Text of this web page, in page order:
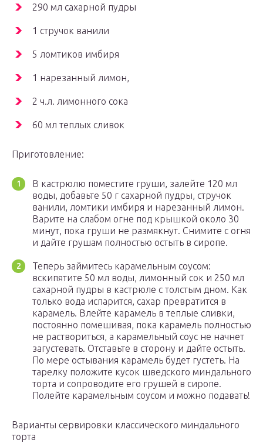
290 мл сахарной пудры
1 стручок ванили
5 ломтиков имбиря
1 нарезанный лимон,
2 ч.л. лимонного сока
60 мл теплых сливок
Приготовление:
В кастрюлю поместите груши, залейте 120 мл
воды, добавьте 50 г сахарной пудры, стручок
ванили, ломтики имбиря и нарезанный лимон.
Варите на слабом огне под крышкой около 30
минут, пока груши не размякнут. Снимите с огня
и дайте грушам полностью остыть в сиропе.
Теперь займитесь карамельным соусом:
вскипятите 50 мл воды, лимонный сок и 250 мл
сахарной пудры в кастрюле с толстым дном. Как
только вода испарится, сахар превратится в
карамель. Влейте карамель в теплые сливки,
постоянно помешивая, пока карамель полностью
не раствориться, а карамельный соус не начнет
загустевать. Отставьте в сторону и дайте остыть.
По мере остывания карамель будет густеть. На
тарелку положите кусок шведского миндального
торта и сопроводите его грушей в сиропе.
Полейте карамельным соусом и можно подавать!
Варианты сервировки классического миндального
торта